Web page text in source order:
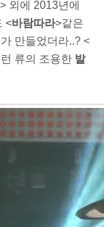
> 외에 2013년에
<바람따라>같은
만들었더라..? <
류의 조용한 발